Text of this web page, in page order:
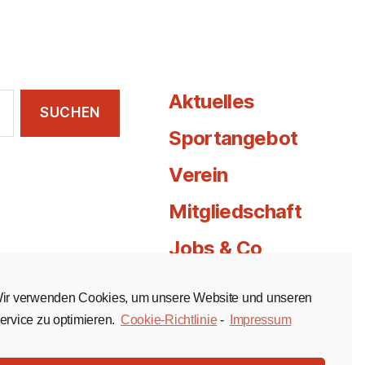
Aktuelles
Sportangebot
Verein
Mitgliedschaft
Jobs & Co
verwenden Cookies, um unsere Website und unseren
zu optimieren. Cookie-Richtlinie- Impressum